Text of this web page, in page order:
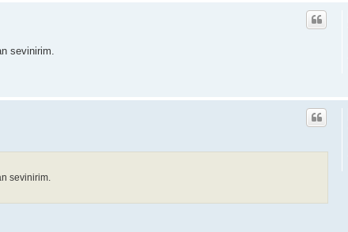
sevinirim.
sevinirim.